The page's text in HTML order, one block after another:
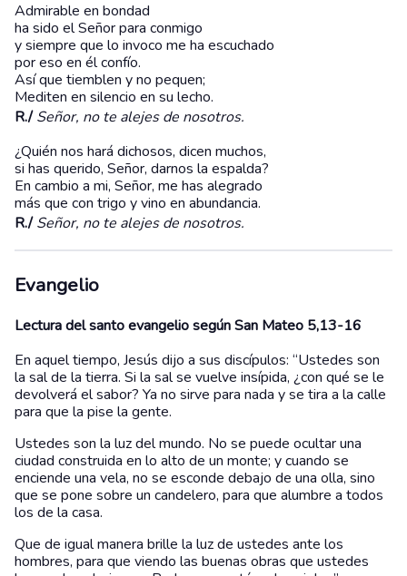
Admirable en bondad
ha sido el Señor para conmigo
y siempre que lo invoco me ha escuchado
por eso en él confío.
Así que tiemblen y no pequen;
Mediten en silencio en su lecho.
R./Señor, no te alejes de nosotros.
¿Quién nos hará dichosos, dicen muchos,
si has querido, Señor, darnos la espalda?
En cambio a mi, Señor, me has alegrado
más que con trigo y vino en abundancia.
R./Señor, no te alejes de nosotros.
Evangelio
Lectura del santo evangelio según San Mateo 5,13-16
En aquel tiempo, Jesús dijo a sus discípulos: “Ustedes son
la sal de la tierra. Si la sal se vuelve insípida, ¿con qué se le
devolverá el sabor? Ya no sirve para nada y se tira a la calle
para que la pise la gente.
Ustedes son la luz del mundo. No se puede ocultar una
ciudad construida en lo alto de un monte; y cuando se
enciende una vela, no se esconde debajo de una olla, sino
que se pone sobre un candelero, para que alumbre a todos
los de la casa.
Que de igual manera brille la luz de ustedes ante los
hombres, para que viendo las buenas obras que ustedes